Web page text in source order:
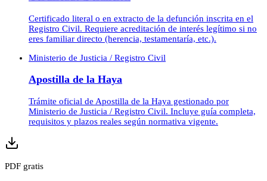
Certificado literal o en extracto de la defunción inscrita en el
Registro Civil. Requiere acreditación de interés legítimo si no
eres familiar directo (herencia, testamentaría, etc.).
Ministerio de Justicia / Registro Civil
Apostilla de la Haya
Trámite oficial de Apostilla de la Haya gestionado por
Ministerio de Justicia / Registro Civil. Incluye guía completa,
requisitos y plazos reales según normativa vigente.
PDF gratis